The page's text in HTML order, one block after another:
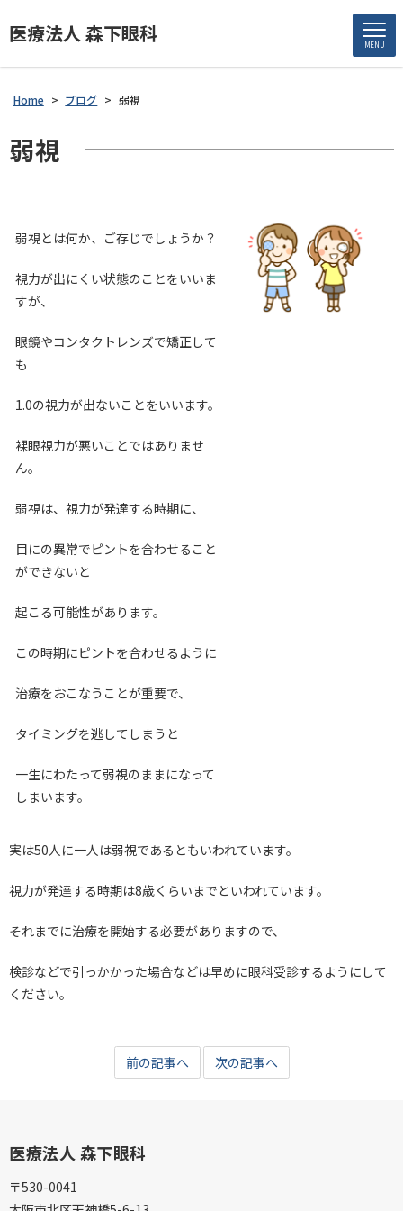
医療法人 森下眼科 MENU
Home > ブログ > 弱視
弱視
弱視とは何か、ご存じでしょうか？
視力が出にくい状態のことをいいま
すが、
眼鏡やコンタクトレンズで矯正して
も
1.0の視力が出ないことをいいます。
裸眼視力が悪いことではありませ
ん。
弱視は、視力が発達する時期に、
目にの異常でピントを合わせること
ができないと
起こる可能性があります。
この時期にピントを合わせるように
治療をおこなうことが重要で、
タイミングを逃してしまうと
一生にわたって弱視のままになって
しまいます。
実は50人に一人は弱視であるともいわれています。
視力が発達する時期は8歳くらいまでといわれています。
それまでに治療を開始する必要がありますので、
検診などで引っかかった場合などは早めに眼科受診するようにして
ください。
前の記事へ 次の記事へ
医療法人 森下眼科
〒530-0041